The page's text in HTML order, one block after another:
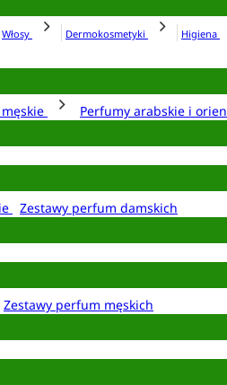
Włosy Dermokosmetyki Higiena
Perfumy arabskie i
Zestawy perfum damskich
Zestawy perfum męskich